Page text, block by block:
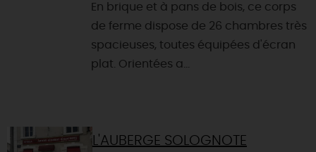
En brique et à pans de bois, ce corps
de ferme dispose de 26 chambres très
spacieuses, toutes équipées d'écran
plat. Orientées a...
L'AUBERGE SOLOGNOTE